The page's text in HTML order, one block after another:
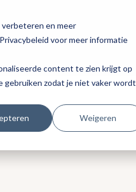
en meer
voor meer informatie
content te zien krijgt op
gebruiken zodat je niet vaker wordt
Weigeren